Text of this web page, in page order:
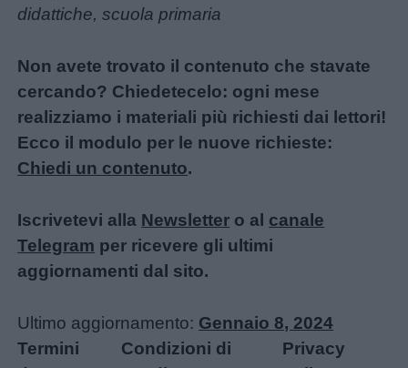
didattiche, scuola primaria
Non avete trovato il contenuto che stavate
cercando? Chiedetecelo: ogni mese
realizziamo i materiali più richiesti dai lettori!
Ecco il modulo per le nuove richieste:
Chiedi un contenuto.
Iscrivetevi alla Newsletter o al canale
Telegram per ricevere gli ultimi
aggiornamenti dal sito.
Ultimo aggiornamento: Gennaio 8, 2024
Termini
Condizioni di
Privacy